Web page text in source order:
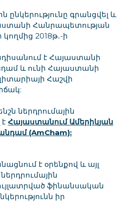
ընկերությունը գրանցվել և
Հանրապետության
2018թ․-ի
է Հայաստանի
և ունի Հայաստանի
Հաշվի
ներդրումային
էՀայաստանում Ամերիկյան
(AmCham):
է օրենքով և այլ
ֆինանսական
իր